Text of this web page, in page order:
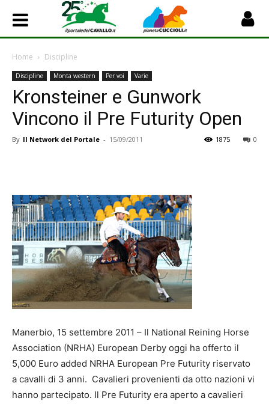
Home Discipline
Discipline Monta western Per voi Varie
Kronsteiner e Gunwork
Vincono il Pre Futurity Open
By Il Network del Portale - 15/09/2011 0
1875
Manerbio, 15 settembre 2011 – Il National Reining Horse
Association (NRHA) European Derby oggi ha offerto il
5,000 Euro added NRHA European Pre Futurity riservato
a cavalli di 3 anni. Cavalieri provenienti da otto nazioni vi
hanno partecipato. Il Pre Futurity era aperto a cavalieri